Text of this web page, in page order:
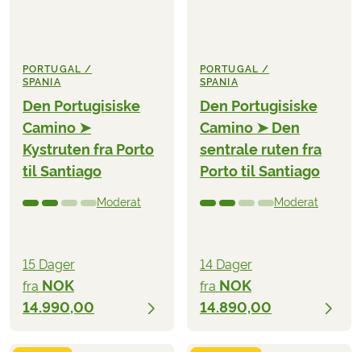
PORTUGAL /
SPANIA
Den Portugisiske
Camino ➤
Kystruten fra Porto
til Santiago
Moderat
15 Dager
fra NOK
14.990,00
PORTUGAL /
SPANIA
Den Portugisiske
Camino ➤ Den
sentrale ruten fra
Porto til Santiago
Moderat
14 Dager
fra NOK
14.890,00